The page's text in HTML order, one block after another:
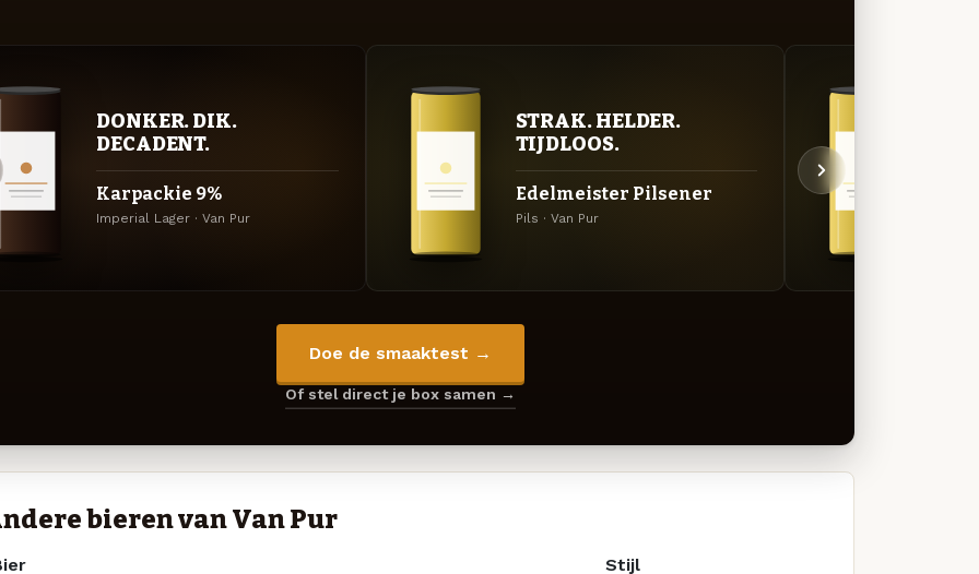
DONKER. DIK.
DECADENT.
Karpackie 9%
Imperial Lager · Van Pur
STRAK. HELDER.
TIJDLOOS.
Edelmeister Pilsener
Pils · Van Pur
Doe de smaaktest →
Of stel direct je box samen →
bieren van Van Pur
Stijl